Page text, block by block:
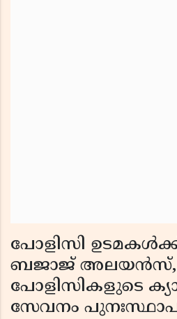
പോളിസി
ബജാജ് അലയൻസ്,
പോളിസികളുടെ
സേവനം